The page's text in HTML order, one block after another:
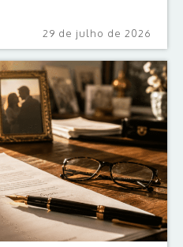
29 de julho de 2026